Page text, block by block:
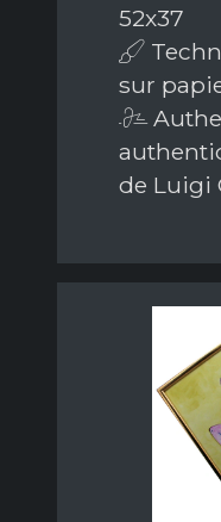
52x37
sur
de Luigi